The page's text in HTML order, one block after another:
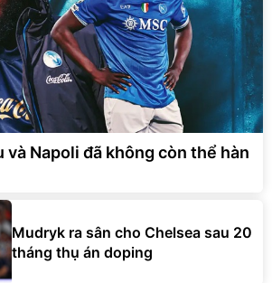
và Napoli đã không còn thể hàn
Mudryk ra sân cho Chelsea sau 20
tháng thụ án doping